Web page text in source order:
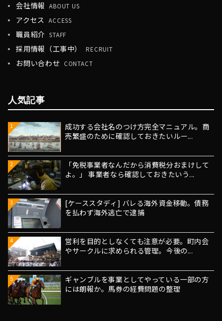
会社情報 ABOUT US
アクセス ACCESS
職員紹介 STAFF
採用情報（工事中） RECRUIT
お問い合わせ CONTACT
人気記事
1
成功する会社名のつけ方完全マニュアル。商
売繁盛のために確認しておきたいルー...
2
「免税事業者なんだから消費税分おまけして
よ。」 事業者なら確認しておきたいう...
3
[ケーススタディ] バレる海外資金移動。債務
を払わず海外逃亡で逮捕
4
営利を目的としなくても注意が必要。町内会
やサークルに求められる管理。今後の...
5
ギャンブルを事業としてやっている一部の方
には朗報か。馬券の経費問題の整理